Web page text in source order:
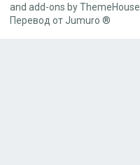
and add-ons by ThemeHouse
Перевод от Jumuro ®